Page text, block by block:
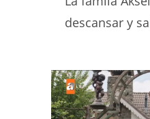
descansar y